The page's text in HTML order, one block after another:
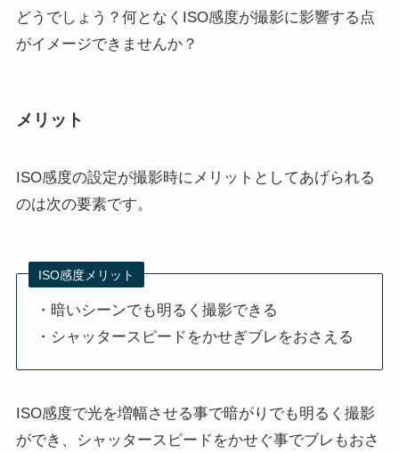
どうでしょう？何となくISO感度が撮影に影響する点
がイメージできませんか？
メリット
ISO感度の設定が撮影時にメリットとしてあげられる
のは次の要素です。
ISO感度メリット
・暗いシーンでも明るく撮影できる
・シャッタースピードをかせぎブレをおさえる
ISO感度で光を増幅させる事で暗がりでも明るく撮影
ができ、シャッタースピードをかせぐ事でブレもおさ